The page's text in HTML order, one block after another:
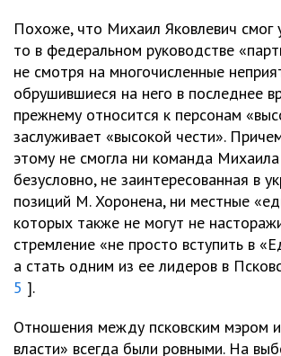
Похоже, что Михаил Яковлевич смог
то в федеральном руководстве
не смотря на многочисленные
обрушившиеся на него в последнее
прежнему относится к персонам
заслуживает «высокой чести».
этому не смогла ни команда
безусловно, не заинтересованная в
позиций М. Хоронена, ни местные
которых также не могут не
стремление «не просто вступить в
а стать одним из ее лидеров в
5 ].
Отношения между псковским мэром
власти» всегда были ровными. На